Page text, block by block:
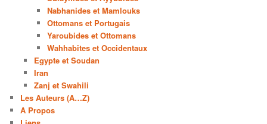
Nabhanides et Mamlouks
Ottomans et Portugais
Yaroubides et Ottomans
Wahhabites et Occidentaux
Egypte et Soudan
Iran
Zanj et Swahili
Les Auteurs (A…Z)
A Propos